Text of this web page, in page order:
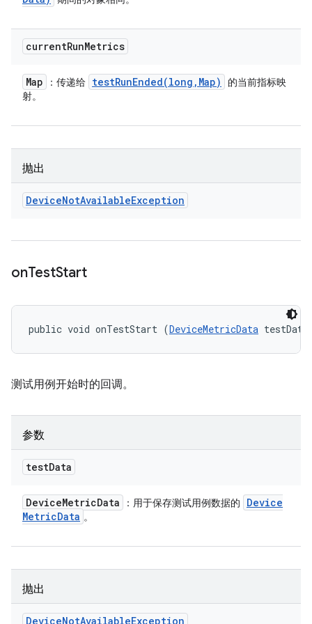
currentRunMetrics
Map ：传递给 testRunEnded(long , Map)
的当前指标映
射。
抛出
DeviceNotAvailableException
onTestStart
public void onTestStart (DeviceMetricData
测试用例开始时的回调。
参数
testData
DeviceMetricData ：用于保存测试用例数据的
Device
MetricData 。
抛出
DeviceNotAvailableException